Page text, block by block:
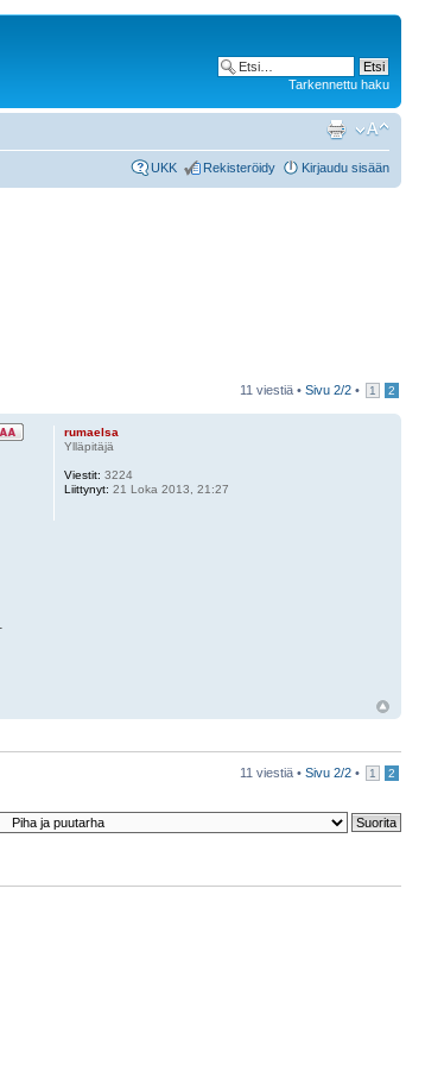
Tarkennettu haku
UKK Rekisteröidy Kirjaudu sisään
11 viestiä • Sivu 2/2 • 1 2
rumaelsa
Ylläpitäjä
Viestit: 3224
Liittynyt: 21 Loka 2013, 21:27
11 viestiä • Sivu 2/2 • 1 2